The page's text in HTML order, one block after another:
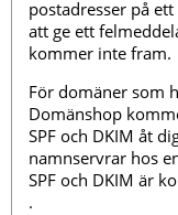
postadresser på
att ge ett
kommer inte fram.
För domäner som
Domänshop
SPF och DKIM åt
namnservrar hos
SPF och DKIM är
.